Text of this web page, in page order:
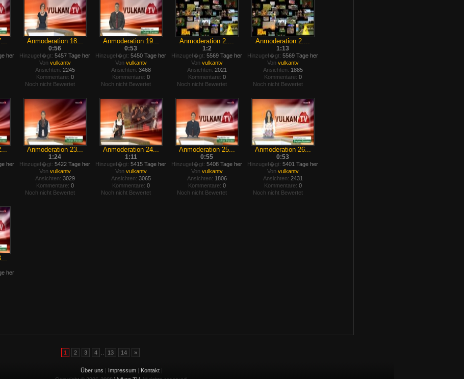
her
Anmoderation 18...
0:56
Hinzugef�gt: 5457 Tage her
Von vulkantv
Ansichten: 2245
Kommentare: 0
Noch nicht Bewertet
Anmoderation 19...
0:53
Hinzugef�gt: 5450 Tage her
Von vulkantv
Ansichten: 3468
Kommentare: 0
Noch nicht Bewertet
Anmoderation 2....
1:2
Hinzugef�gt: 5569 Tage her
Von vulkantv
Ansichten: 2021
Kommentare: 0
Noch nicht Bewertet
Anmoderation 2....
1:13
Hinzugef�gt: 5569 Tage her
Von vulkantv
Ansichten: 1885
Kommentare: 0
Noch nicht Bewertet
her
Anmoderation 23...
1:24
Hinzugef�gt: 5422 Tage her
Von vulkantv
Ansichten: 3029
Kommentare: 0
Noch nicht Bewertet
Anmoderation 24...
1:11
Hinzugef�gt: 5415 Tage her
Von vulkantv
Ansichten: 3065
Kommentare: 0
Noch nicht Bewertet
Anmoderation 25...
0:55
Hinzugef�gt: 5408 Tage her
Von vulkantv
Ansichten: 1806
Kommentare: 0
Noch nicht Bewertet
Anmoderation 26...
0:53
Hinzugef�gt: 5401 Tage her
Von vulkantv
Ansichten: 2431
Kommentare: 0
Noch nicht Bewertet
her
1 2 3 4 13 14 »
Über uns | Impressum| Kontakt|